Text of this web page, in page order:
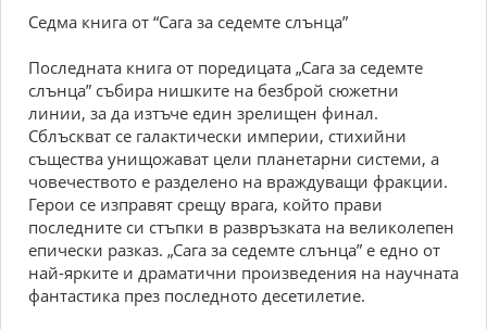
Седма книга от “Сага за седемте слънца”
Последната книга от поредицата „Сага за седемте
слънца” събира нишките на безброй сюжетни
линии, за да изтъче един зрелищен финал.
Сблъскват се галактически империи, стихийни
същества унищожават цели планетарни системи, а
човечеството е разделено на враждуващи фракции.
Герои се изправят срещу врага, който прави
последните си стъпки в развръзката на великолепен
епически разказ. „Сага за седемте слънца” е едно от
най-ярките и драматични произведения на научната
фантастика през последното десетилетие.